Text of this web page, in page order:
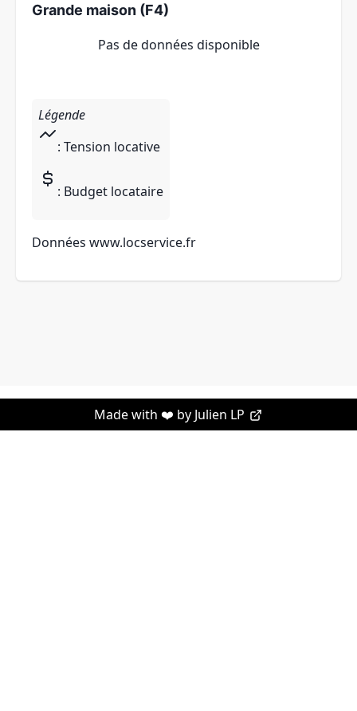
Grande maison (F4)
Pas de données disponible
Légende
: Tension locative
: Budget locataire
Données www.locservice.fr
Made with ❤️ by Julien LP